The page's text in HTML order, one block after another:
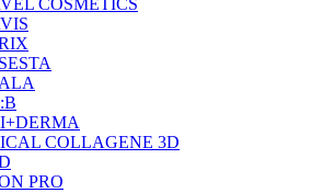
COSMETICS
COLLAGENE 3D
PRO